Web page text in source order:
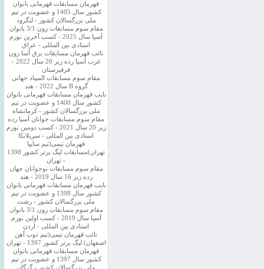
قهرمان مسابقات قهرمانی بانوان
کشور سال 1405 و عضویت در تیم
ملی بزرگسالان کشور - لنگرود
مقام سوم مسابقات زون 3/1 بانوان
آسیا سال 2025 - کسب آخرین نورم
استادی بین المللی - عراق
نائب قهرمان مسابقات برق آسا زون
غرب آسیا رده زیر 20 سال 2022 -
قرقیزستان
مقام سوم مسابقات المپیاد جهانی
گروه B سال 2022 - هند
نایب قهرمان مسابقات قهرمانی بانوان
کشور سال 1400 و عضویت در تیم
ملی بزرگسالان کشور - کرمانشاه
مقام سوم مسابقات جوانان آسیا رده
زیر 20 سال 2021 - کسب دومین نورم
استادی بین المللی - سریلانکا
قهرمان تیمی(تیم سایپا
تهران)مسابقات لیگ برتر کشور 1398
- تهران
مقام سوم مسابقات نوجوانان جهان
رده زیر 16 سال 2019 - هند
نایب قهرمان مسابقات قهرمانی بانوان
کشور سال 1398 و عضویت در تیم
ملی بزرگسالان کشور - رشت
مقام سوم مسابقات زون 3/1 بانوان
آسیا سال 2019 - کسب اولین نورم
استادی بین المللی - اردن
نائب قهرمان تیمی(تیم ذوب آهن
اصفهان) لیگ برتر کشور 1397 - تهران
قهرمان مسابقات قهرمانی بانوان
کشور سال 1397 و عضویت در تیم
ملی بزرگسالان کشور - گرگان